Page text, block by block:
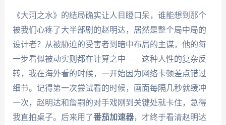
《大河之水》的结局确实让人目瞪口呆，谁能想到那个
被我们心疼了大半部剧的赵明达，居然是整个局中局的
设计者？从被胁迫的受害者到暗中布局的主谋，他的每
一步看似被动实则都在计算之中——这种人性的复杂反
转，我在海外看的时候，一开始因为网络卡顿差点错过
细节。记得第一次尝试看的时候，画面每隔几秒就缓冲
一次，赵明达和詹嗣的对手戏刚到关键处就卡住，急得
我直拍桌子。后来用了番茄加速器，才终于看清赵明达